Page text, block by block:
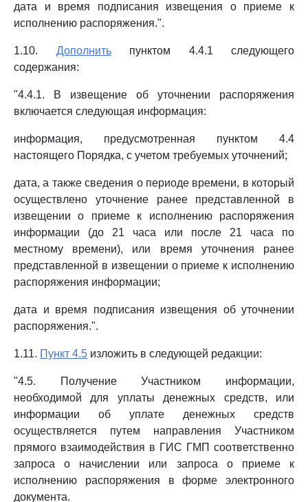
дата и время подписания извещения о приеме к
исполнению распоряжения.".
1.10. Дополнитьпунктом 4.4.1 следующего
содержания:
"4.4.1. В извещение об уточнении распоряжения
включается следующая информация:
информация, предусмотренная пунктом 4.4
настоящего Порядка, с учетом требуемых уточнений;
дата, а также сведения о периоде времени, в который
осуществлено уточнение ранее представленной в
извещении о приеме к исполнению распоряжения
информации (до 21 часа или после 21 часа по
местному времени), или время уточнения ранее
представленной в извещении о приеме к исполнению
распоряжения информации;
дата и время подписания извещения об уточнении
распоряжения.".
1.11. Пункт 4.5 изложить в следующей редакции:
"4.5. Получение Участником информации,
необходимой для уплаты денежных средств, или
информации об уплате денежных средств
осуществляется путем направления Участником
прямого взаимодействия в ГИС ГМП соответственно
запроса о начислении или запроса о приеме к
исполнению распоряжения в форме электронного
документа.